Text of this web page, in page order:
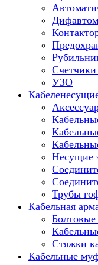
Счетчики
УЗО
Несущие
Трубы
Кабельная
Стяжки
Кабельные